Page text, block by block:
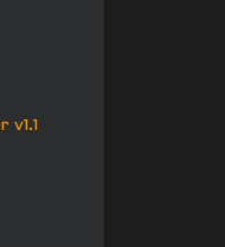
v1.1